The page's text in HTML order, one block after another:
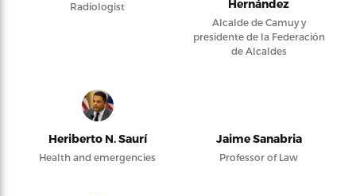
Radiologist
Hernández
Alcalde de Camuy y
presidente de la Federación
de Alcaldes
Heriberto N. Saurí
Health and emergencies
Jaime Sanabria
Professor of Law